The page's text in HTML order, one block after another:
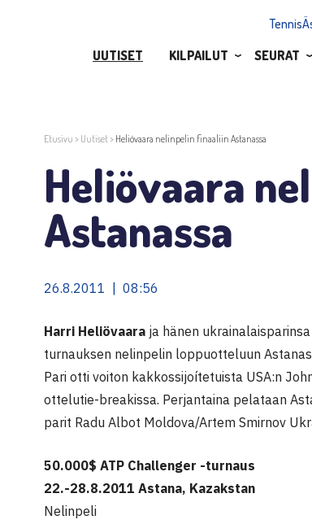
UUTISET
KILPAILUT SEURAT
Etusivu > Uutiset> Heliövaara nelinpelin finaaliin Astanassa
Heliövaara
Astanassa
26.8.2011 | 08:56
Harri Heliövaara ja hänen
turnauksen nelinpelin loppuotteluun
Pari otti voiton kakkossijoítetuista USA:n
ottelutie-breakissa. Perjantaina pelataan
parit Radu Albot Moldova/Artem Smirnov
50.000$ ATP Challenger -turnaus
22.-28.8.2011 Astana, Kazakstan
Nelinpeli